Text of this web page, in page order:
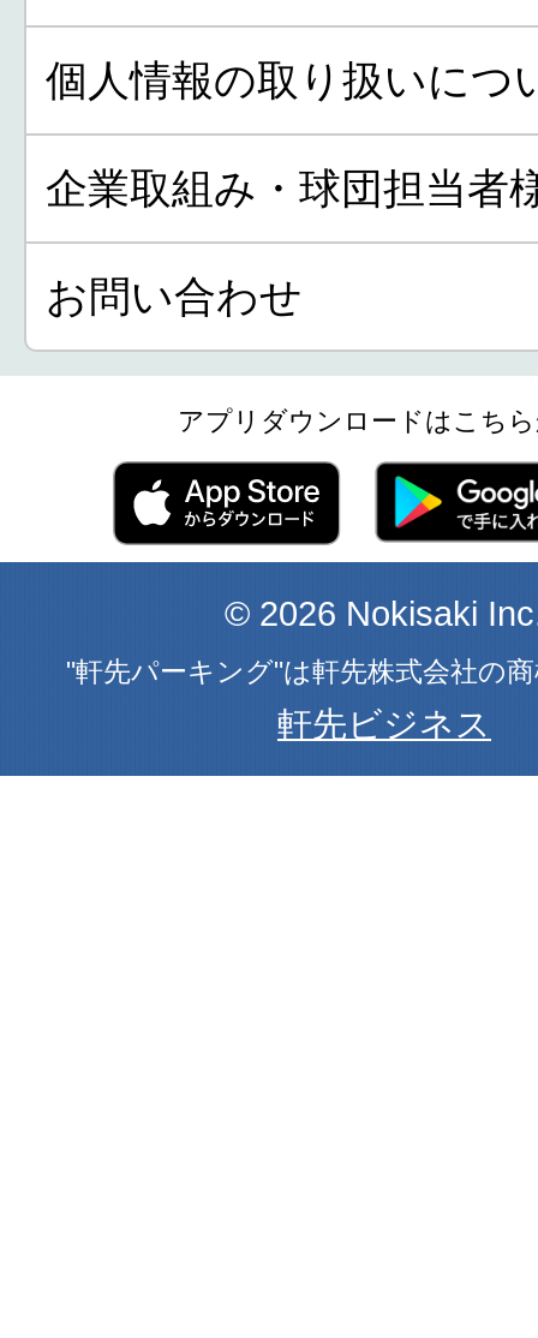
個人情報の取り扱いにつ
企業取組み・球団担当者
お問い合わせ
アプリダウンロードはこち
© 2026 Nokisaki
"軒先パーキング"は軒先株式会社の
軒先ビジネス